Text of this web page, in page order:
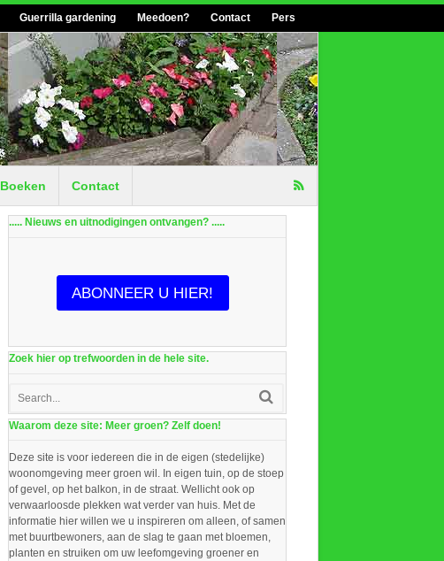
Guerrilla gardening Meedoen? Contact Pers
Boeken Contact
..... Nieuws en uitnodigingen ontvangen? .....
ABONNEER U HIER!
Zoek hier op trefwoorden in de hele site.
Waarom deze site: Meer groen? Zelf doen!
Deze site is voor iedereen die in de eigen (stedelijke)
woonomgeving meer groen wil. In eigen tuin, op de stoep
of gevel, op het balkon, in de straat. Wellicht ook op
verwaarloosde plekken wat verder van huis. Met de
informatie hier willen we u inspireren om alleen, of samen
met buurtbewoners, aan de slag te gaan met bloemen,
planten en struiken om uw leefomgeving groener en